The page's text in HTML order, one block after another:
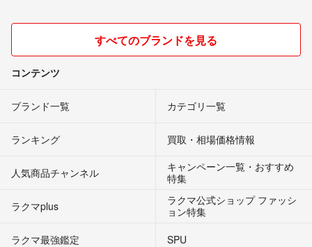
すべてのブランドを見る
コンテンツ
ブランド一覧 カテゴリ一覧
ランキング 買取・相場価格情報
人気商品チャンネル
キャンペーン一覧・おすすめ
特集
ラクマplus
ラクマ公式ショップ ファッシ
ョン特集
ラクマ最強鑑定
SPU